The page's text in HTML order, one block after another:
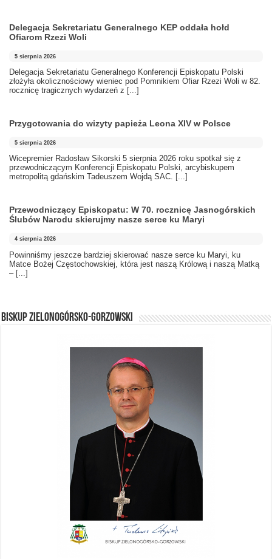
Delegacja Sekretariatu Generalnego KEP oddała hołd
Ofiarom Rzezi Woli
5 sierpnia 2026
Delegacja Sekretariatu Generalnego Konferencji Episkopatu Polski
złożyła okolicznościowy wieniec pod Pomnikiem Ofiar Rzezi Woli w 82.
rocznicę tragicznych wydarzeń z [...]
Przygotowania do wizyty papieża Leona XIV w Polsce
5 sierpnia 2026
Wicepremier Radosław Sikorski 5 sierpnia 2026 roku spotkał się z
przewodniczącym Konferencji Episkopatu Polski, arcybiskupem
metropolitą gdańskim Tadeuszem Wojdą SAC. [...]
Przewodniczący Episkopatu: W 70. rocznicę Jasnogórskich
Ślubów Narodu skierujmy nasze serce ku Maryi
4 sierpnia 2026
Powinniśmy jeszcze bardziej skierować nasze serce ku Maryi, ku
Matce Bożej Częstochowskiej, która jest naszą Królową i naszą Matką
– [...]
BISKUP ZIELONOGÓRSKO-GORZOWSKI